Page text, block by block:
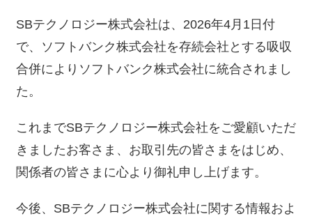
SBテクノロジー株式会社は、2026年4月1日付
で、ソフトバンク株式会社を存続会社とする吸収
合併によりソフトバンク株式会社に統合されまし
た。
これまでSBテクノロジー株式会社をご愛顧いただ
きましたお客さま、お取引先の皆さまをはじめ、
関係者の皆さまに心より御礼申し上げます。
今後、SBテクノロジー株式会社に関する情報およ